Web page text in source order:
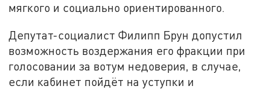
мягкого и социально ориентированного.
Депутат-социалист Филипп Брун допустил
возможность воздержания его фракции при
голосовании за вотум недоверия, в случае,
если кабинет пойдёт на уступки и